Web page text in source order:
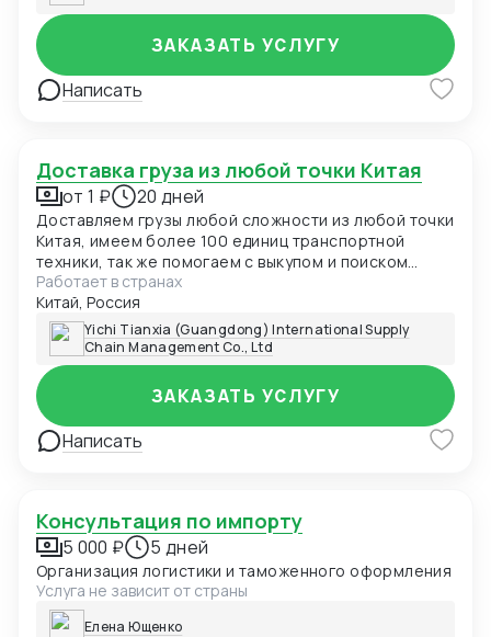
Китая, но и необходимые детали к автомобилям.
Любых марок, как оригинальные, так и контрактные
запчасти. У нас Вы можете заказать любые детали
для иномарок: бампера, капоты, крылья, решетки
радиатора, фары, оптика, радиаторы охлаждения и
Написать
ЗАКАЗАТЬ УСЛУГУ
Доставка груза из любой точки Китая
от 1 ₽ 20 дней
Доставляем грузы любой сложности из любой точки
Китая, имеем более 100 единиц транспортной
техники, так же помогаем с выкупом и поиском
товара/поставщиков в Китае, работаем с
перегрузом от чего цена выходит меньше, мы не
предлагаем вам возить, а предлагаем сокращать
расходы на логистику
Работает в странах
Китай, Россия
Yichi Tianxia (Guangdong) International Supply
Chain Management Co., Ltd
Написать
ЗАКАЗАТЬ УСЛУГУ
Консультация по импорту
5 000 ₽ 5 дней
Организация логистики и таможенного оформления
Услуга не зависит от страны
Елена Ющенко